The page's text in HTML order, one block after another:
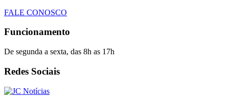
FALE CONOSCO
Funcionamento
De segunda a sexta, das 8h as 17h
Redes Sociais